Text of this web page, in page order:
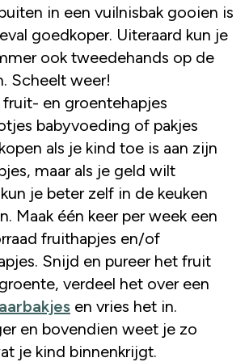
in een vuilnisbak gooien is
goedkoper. Uiteraard kun je
ook tweedehands op de
Scheelt weer!
fruit- en groentehapjes
babyvoeding of pakjes
als je kind toe is aan zijn
maar als je geld wilt
je beter zelf in de keuken
Maak één keer per week een
fruithapjes en/of
Snijd en pureer het fruit
verdeel het over een
en vries het in.
en bovendien weet je zo
je kind binnenkrijgt.